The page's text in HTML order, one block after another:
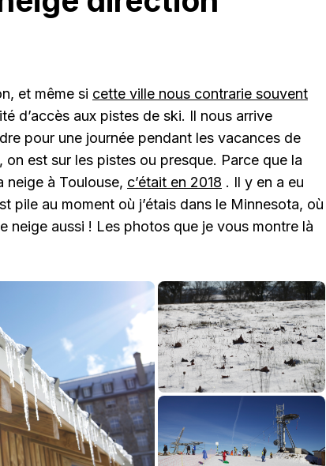
et même si cette ville nous contrarie souvent
d’accès aux pistes de ski. Il nous arrive
pour une journée pendant les vacances de
on est sur les pistes ou presque. Parce que la
neige à Toulouse, c’était en 2018 . Il y en a eu
pile au moment où j’étais dans le Minnesota, où
neige aussi ! Les photos que je vous montre là